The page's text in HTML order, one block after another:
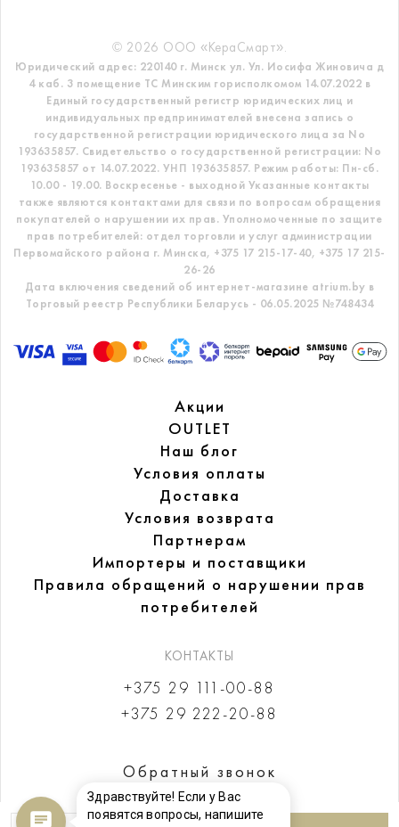
© 2026 ООО «КераСмарт».
Юридический адрес: 220140 г. Минск ул. Ул. Иосифа Жиновича д
4 каб. 3 помещение ТС Минским горисполкомом 14.07.2022 в
Единый государственный регистр юридических лиц и
индивидуальных предпринимателей внесена запись о
государственной регистрации юридического лица за No
193635857. Свидетельство о государственной регистрации: No
193635857 от 14.07.2022. УНП 193635857. Режим работы: Пн-сб.
10.00 - 19.00. Воскресенье - выходной Указанные контакты
также являются контактами для связи по вопросам обращения
покупателей о нарушении их прав. Уполномоченные по защите
прав потребителей: отдел торговли и услуг администрации
Первомайского района г. Минска, +375 17 215-17-40, +375 17 215-
26-26
Дата включения сведений об интернет-магазине atrium.by в
Торговый реестр Республики Беларусь - 06.05.2025 №748434
Акции
OUTLET
Наш блог
Условия оплаты
Доставка
Условия возврата
Партнерам
Импортеры и поставщики
Правила обращений о нарушении прав
потребителей
КОНТАКТЫ
+375 29 111-00-88
+375 29 222-20-88
Обратный звонок
Здравствуйте! Если у Вас
появятся вопросы, напишите